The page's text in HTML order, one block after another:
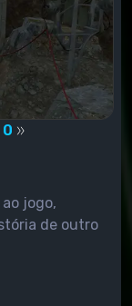
0
jogo,
de outro